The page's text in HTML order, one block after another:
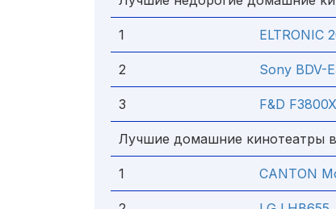
1 ELTRONIC
2 Sony BDV-
3 F&D F3800X
Лучшие домашние кинотеатры
1 CANTON